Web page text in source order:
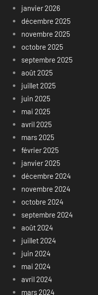
janvier 2026
décembre 2025
novembre 2025
octobre 2025
septembre 2025
août 2025
juillet 2025
juin 2025
mai 2025
avril 2025
mars 2025
février 2025
janvier 2025
décembre 2024
novembre 2024
octobre 2024
septembre 2024
août 2024
juillet 2024
juin 2024
mai 2024
avril 2024
mars 2024